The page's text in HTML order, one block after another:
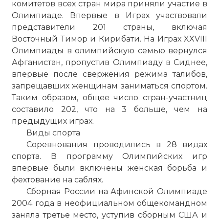
комитетов всех стран мира приняли участие в
Олимпиаде. Впервые в Играх участвовали
представители 201 страны, включая
Восточный Тимор и Кирибати. На Играх XXVIII
Олимпиады в олимпийскую семью вернулся
Афганистан, пропустив Олимпиаду в Сиднее,
впервые после свержения режима талибов,
запрещавших женщинам заниматься спортом.
Таким образом, общее число стран-участниц
составило 202, что на 3 больше, чем на
предыдущих играх.
Виды спорта
Соревнования проводились в 28 видах
спорта. В программу Олимпийских игр
впервые были включены женская борьба и
фехтование на саблях.
Сборная России на Афинской Олимпиаде
2004 года в неофициальном общекомандном
заняла третье место, уступив сборным США и